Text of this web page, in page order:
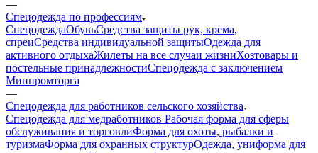
—
Спецодежда по профессиям
СпецодеждаОбувьСредства защиты рук, крема,
спреиСредства индивидуальной защитыОдежда для
активного отдыхаЖилеты на все случаи жизниХозтовары и
постельные принадлежностиСпецодежда с заключением
Минпромторга
—
Спецодежда для работников сельского хозяйства
Спецодежда для медработников Рабочая форма для сферы
обслуживания и торговлиФорма для охоты, рыбалки и
туризмаФорма для охранных структурОдежда, униформа для